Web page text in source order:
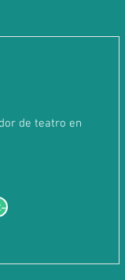
de teatro en